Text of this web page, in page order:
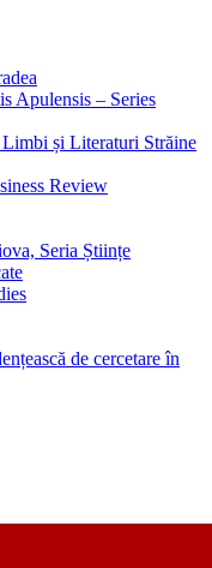
Apulensis – Series
și Literaturi Străine
Review
Seria Științe
de cercetare în